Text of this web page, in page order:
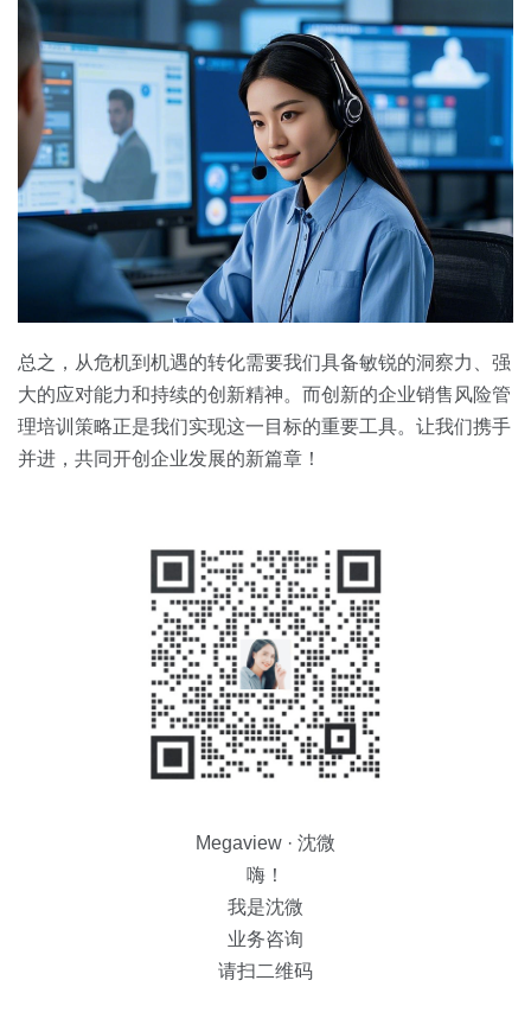
总之，从危机到机遇的转化需要我们具备敏锐的洞察力、强
大的应对能力和持续的创新精神。而创新的企业销售风险管
理培训策略正是我们实现这一目标的重要工具。让我们携手
并进，共同开创企业发展的新篇章！
Megaview · 沈微
嗨！
我是沈微
业务咨询
请扫二维码